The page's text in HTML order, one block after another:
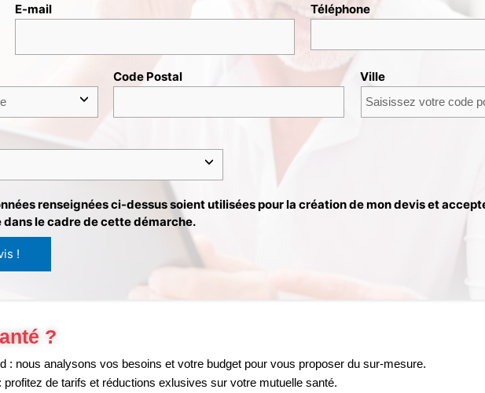
E-mail Téléphone
Code Postal Ville
renseignées ci-dessus soient utilisées pour la création de mon devis et
dans le cadre de cette démarche.
!
?
: nous analysons vos besoins et votre budget pour vous proposer du sur-mesure.
de tarifs et réductions exlusives sur votre mutuelle santé.